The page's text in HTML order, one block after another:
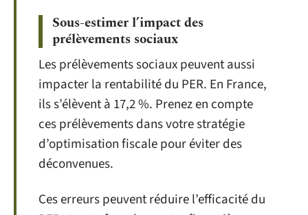
Sous-estimer l’impact des
prélèvements sociaux
Les prélèvements sociaux peuvent aussi
impacter la rentabilité du PER. En France,
ils s’élèvent à 17,2 %. Prenez en compte
ces prélèvements dans votre stratégie
d’optimisation fiscale pour éviter des
déconvenues.
Ces erreurs peuvent réduire l’efficacité du